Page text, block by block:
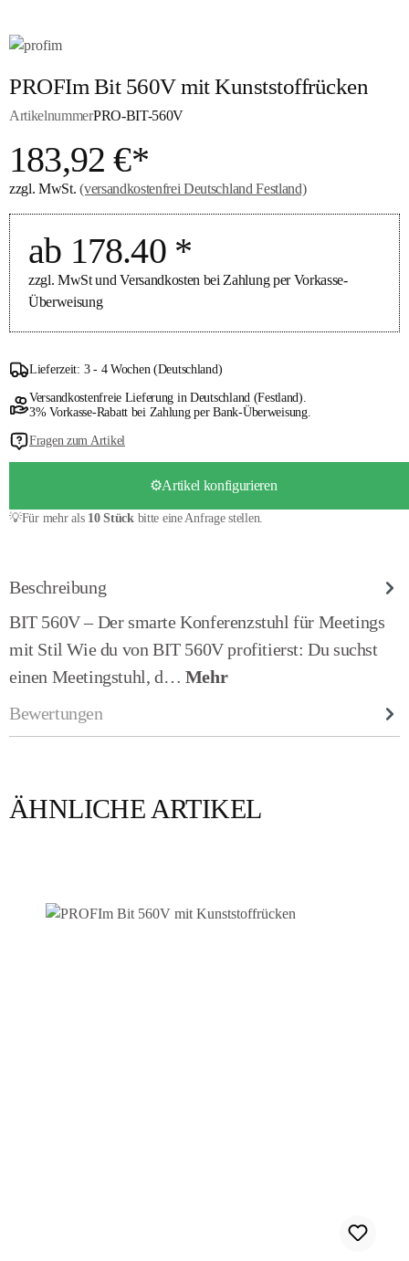
PROFIm Bit 560V mit Kunststoffrücken
ArtikelnummerPRO-BIT-560V
183,92 €*
zzgl. MwSt.(versandkostenfrei Deutschland Festland)
ab 178.40 *
zzgl. MwSt und Versandkosten bei Zahlung per Vorkasse-
Überweisung
Lieferzeit: 3 - 4 Wochen (Deutschland)
Versandkostenfreie Lieferung in Deutschland (Festland).
3% Vorkasse-Rabatt bei Zahlung per Bank-Überweisung.
Fragen zum Artikel
⚙️Artikel konfigurieren
💡Für mehr als 10 Stückbitte eine Anfrage stellen.
Beschreibung
BIT 560V – Der smarte Konferenzstuhl für Meetings
mit Stil Wie du von BIT 560V profitierst: Du suchst
einen Meetingstuhl, d… Mehr
Bewertungen
Produktgalerie überspringen
ÄHNLICHE ARTIKEL